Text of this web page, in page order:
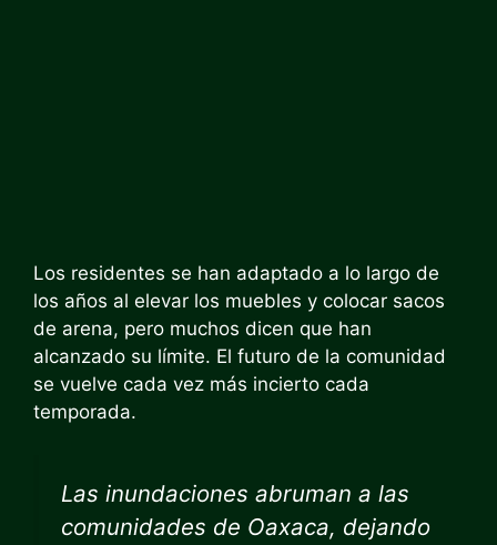
Los residentes se han adaptado a lo largo de
los años al elevar los muebles y colocar sacos
de arena, pero muchos dicen que han
alcanzado su límite. El futuro de la comunidad
se vuelve cada vez más incierto cada
temporada.
Las inundaciones abruman a las
comunidades de Oaxaca, dejando